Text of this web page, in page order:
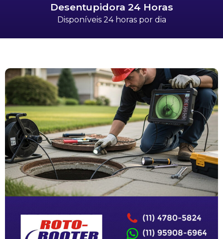
Desentupidora 24 Horas
Disponíveis 24 horas por dia